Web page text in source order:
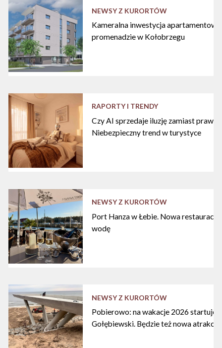
NEWSY Z KURORTÓW
Kameralna inwestycja
promenadzie w Kołobrzegu
RAPORTY I TRENDY
Czy AI sprzedaje iluzję zamiast
Niebezpieczny trend w turystyce
NEWSY Z KURORTÓW
Port Hanza w Łebie. Nowa restauracja
wodę
NEWSY Z KURORTÓW
Pobierowo: na wakacje 2026 startuje
Gołębiewski. Będzie też nowa atrakcja